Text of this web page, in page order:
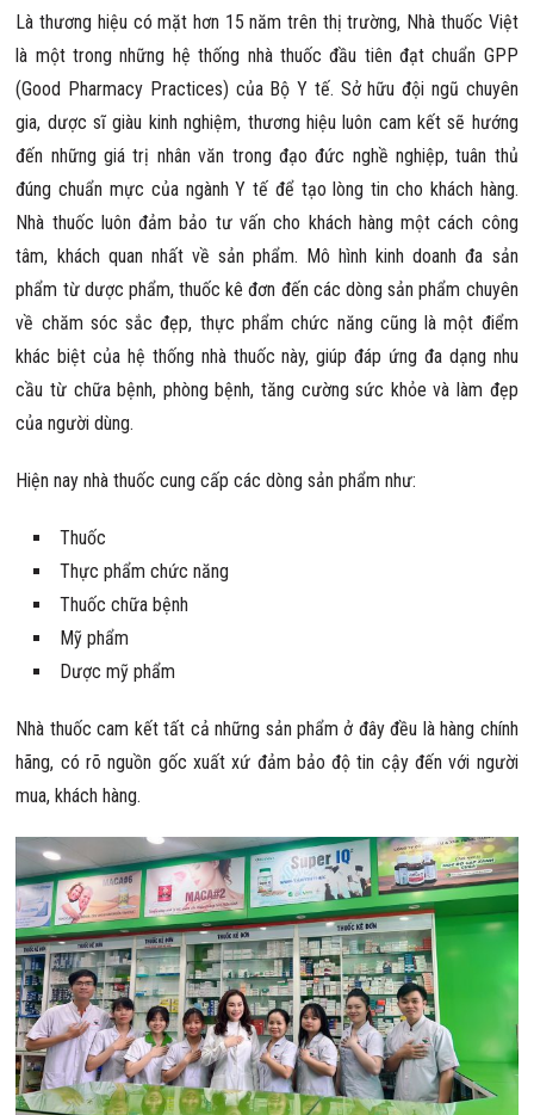
Là thương hiệu có mặt hơn 15 năm trên thị trường, Nhà thuốc Việt
là một trong những hệ thống nhà thuốc đầu tiên đạt chuẩn GPP
(Good Pharmacy Practices) của Bộ Y tế. Sở hữu đội ngũ chuyên
gia, dược sĩ giàu kinh nghiệm, thương hiệu luôn cam kết sẽ hướng
đến những giá trị nhân văn trong đạo đức nghề nghiệp, tuân thủ
đúng chuẩn mực của ngành Y tế để tạo lòng tin cho khách hàng.
Nhà thuốc luôn đảm bảo tư vấn cho khách hàng một cách công
tâm, khách quan nhất về sản phẩm. Mô hình kinh doanh đa sản
phẩm từ dược phẩm, thuốc kê đơn đến các dòng sản phẩm chuyên
về chăm sóc sắc đẹp, thực phẩm chức năng cũng là một điểm
khác biệt của hệ thống nhà thuốc này, giúp đáp ứng đa dạng nhu
cầu từ chữa bệnh, phòng bệnh, tăng cường sức khỏe và làm đẹp
của người dùng.
Hiện nay nhà thuốc cung cấp các dòng sản phẩm như:
Thuốc
Thực phẩm chức năng
Thuốc chữa bệnh
Mỹ phẩm
Dược mỹ phẩm
Nhà thuốc cam kết tất cả những sản phẩm ở đây đều là hàng chính
hãng, có rõ nguồn gốc xuất xứ đảm bảo độ tin cậy đến với người
mua, khách hàng.